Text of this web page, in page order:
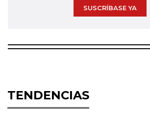
SUSCRÍBASE YA
TENDENCIAS